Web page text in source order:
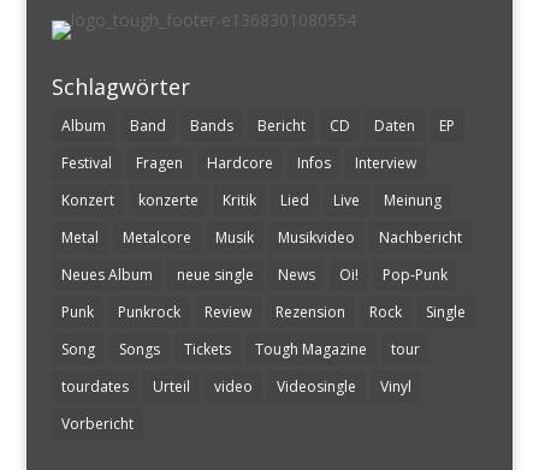
Schlagwörter
Album Band Bands Bericht CD Daten
EP
Festival
Fragen Hardcore Infos
Interview
Konzert
konzerte Kritik Lied Live
Meinung
Metal
Metalcore Musik Musikvideo
Nachbericht
Neues Album
neue single News Oi!
Pop-Punk
Punk
Punkrock Review Rezension Rock
Single
Song
Songs Tickets Tough Magazine
tour
tourdates
Urteil video Videosingle
Vinyl
Vorbericht